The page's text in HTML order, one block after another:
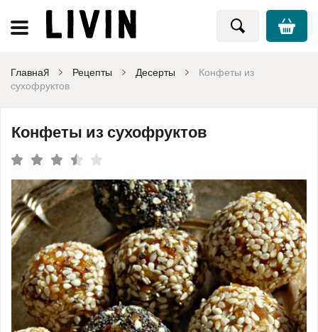
Главная Рецепты Десерты
Конфеты из
сухофруктов
Конфеты из сухофруктов